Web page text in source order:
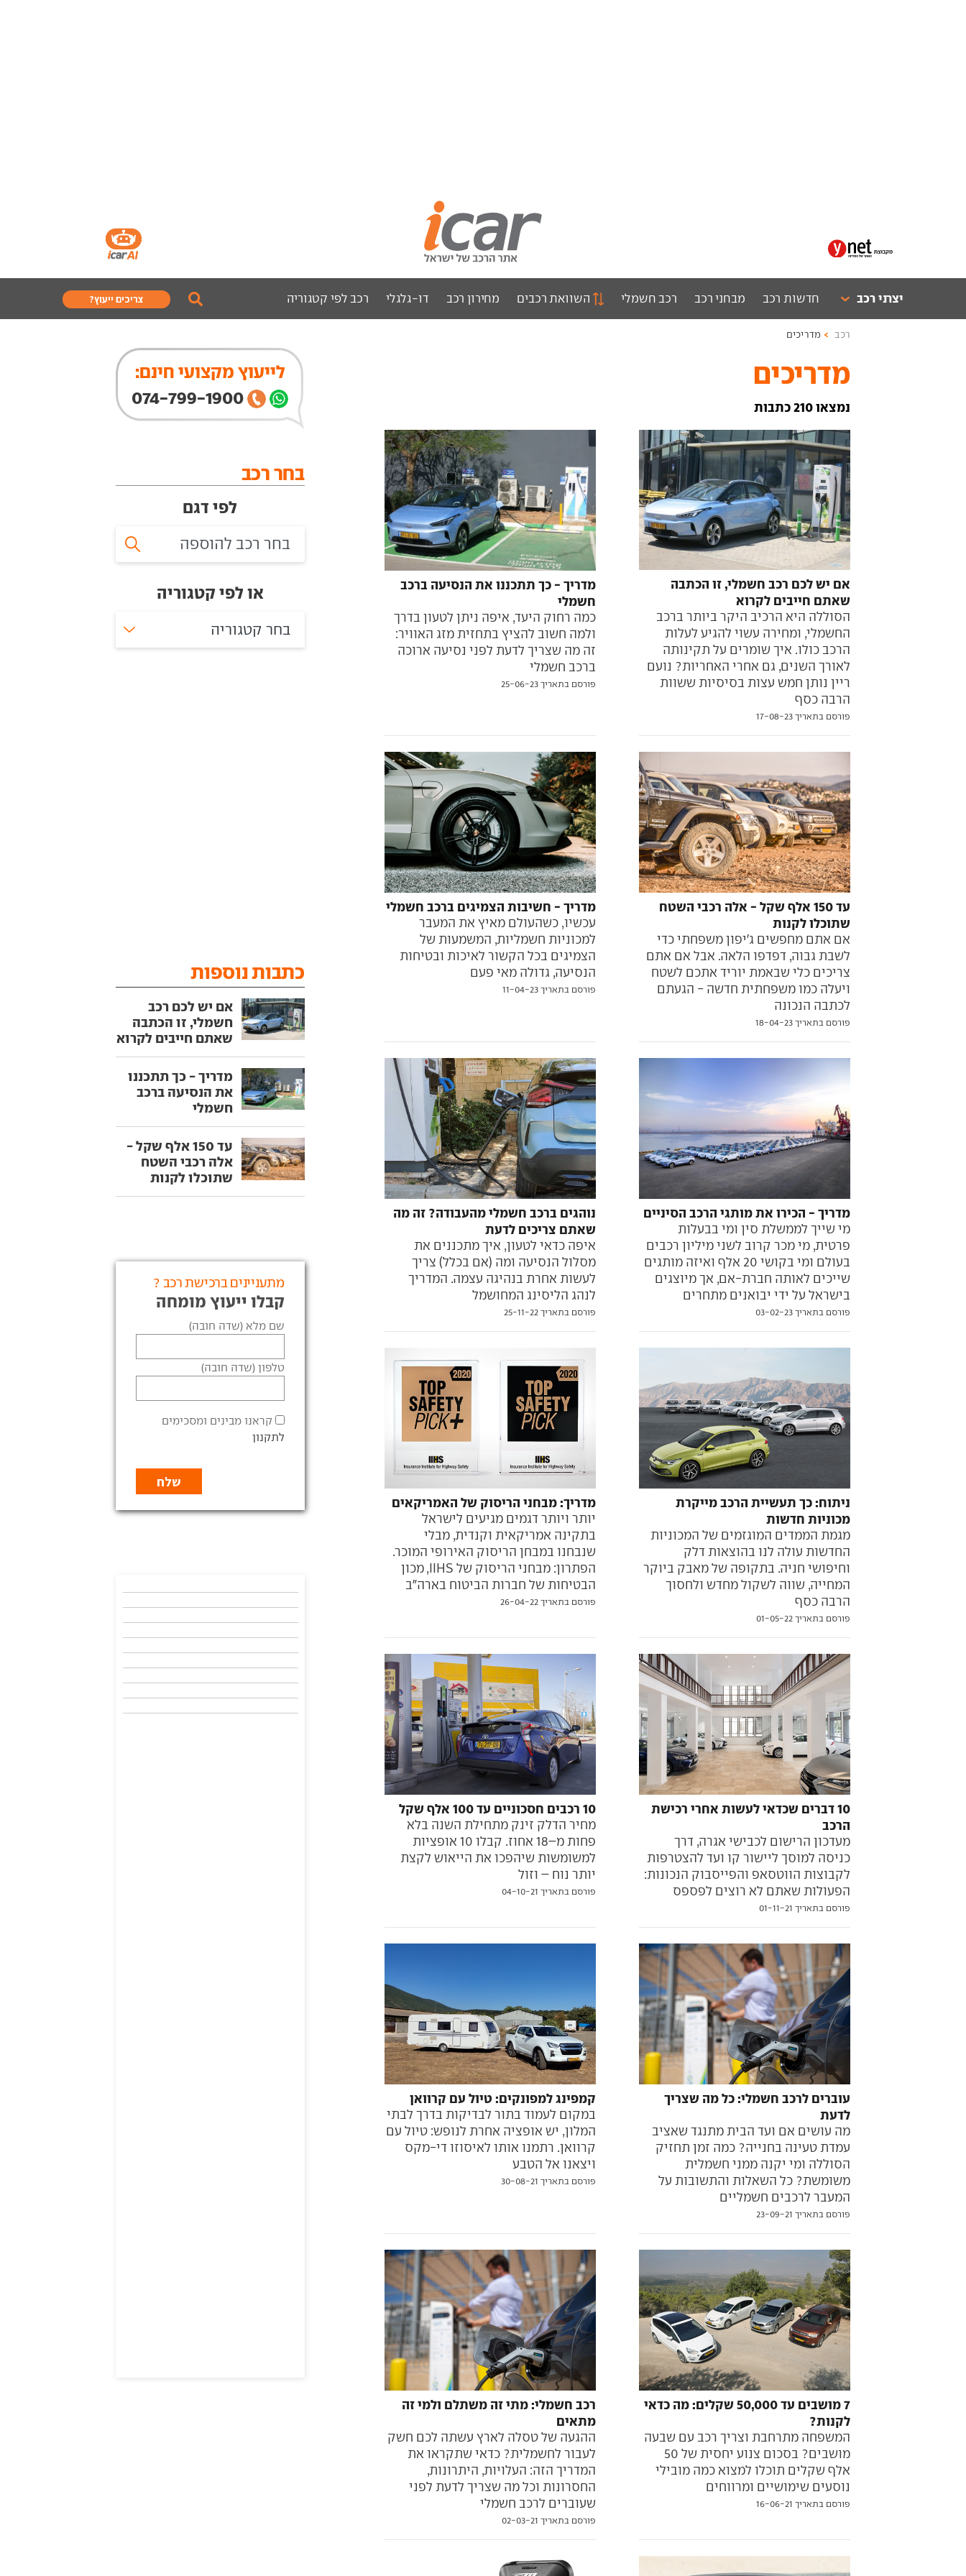
יצרני רכב חדשות רכב מבחני רכב רכב חשמלי השוואת רכבים מחירון רכב דו-גלגלי רכב לפי קטגוריה צריכים ייעוץ?
רכב מדריכים
מדריכים
נמצאו 210 כתבות
אם יש לכם רכב חשמלי, זו הכתבה
שאתם חייבים לקרוא
הסוללה היא הרכיב היקר ביותר ברכב
החשמלי, ומחירה עשוי להגיע לעלות
הרכב כולו. איך שומרים על תקינותה
לאורך השנים, גם אחרי האחריות? נועם
ריין נותן חמש עצות בסיסיות ששוות
הרבה כסף
פורסם בתאריך 17-08-23
מדריך - כך תתכננו את הנסיעה ברכב
חשמלי
כמה רחוק היעד, איפה ניתן לטעון בדרך
ולמה חשוב להציץ בתחזית מזג האוויר:
זה מה שצריך לדעת לפני נסיעה ארוכה
ברכב חשמלי
פורסם בתאריך 25-06-23
עד 150 אלף שקל - אלה רכבי השטח
שתוכלו לקנות
אם אתם מחפשים ג'יפון משפחתי כדי
לשבת גבוה, דפדפו הלאה. אבל אם אתם
צריכים כלי שבאמת יוריד אתכם לשטח
ויעלה כמו משפחתית חדשה - הגעתם
לכתבה הנכונה
פורסם בתאריך 18-04-23
מדריך - חשיבות הצמיגים ברכב חשמלי
עכשיו, כשהעולם מאיץ את המעבר
למכוניות חשמליות, המשמעות של
הצמיגים בכל הקשור לאיכות ובטיחות
הנסיעה, גדולה מאי פעם
פורסם בתאריך 11-04-23
מדריך - הכירו את מותגי הרכב הסיניים
מי שייך לממשלת סין ומי בבעלות
פרטית, מי מכר קרוב לשני מיליון רכבים
בעולם ומי בקושי 20 אלף ואיזה מותגים
שייכים לאותה חברת-אם, אך מיוצגים
בישראל על ידי יבואנים מתחרים
פורסם בתאריך 03-02-23
נוהגים ברכב חשמלי מהעבודה? זה מה
שאתם צריכים לדעת
איפה כדאי לטעון, איך מתכננים את
מסלול הנסיעה ומה (אם בכלל) צריך
לעשות אחרת בנהיגה עצמה. המדריך
לנהג הליסינג המחושמל
פורסם בתאריך 25-11-22
ניתוח: כך תעשיית הרכב מייקרת
מכוניות חדשות
מגמת הממדים המוגזמים של המכוניות
החדשות עולה לנו בהוצאות דלק
וחיפושי חניה. בתקופה של מאבק ביוקר
המחייה, שווה לשקול מחדש ולחסוך
הרבה כסף
פורסם בתאריך 01-05-22
מדריך: מבחני הריסוק של האמריקאים
יותר ויותר דגמים מגיעים לישראל
בתקינה אמריקאית וקנדית, מבלי
שנבחנו במבחן הריסוק האירופי המוכר.
הפתרון: מבחני הריסוק של IIHS, מכון
הבטיחות של חברות הביטוח בארה"ב
פורסם בתאריך 26-04-22
10 דברים שכדאי לעשות אחרי רכישת
הרכב
מעדכון הרישום לכבישי אגרה, דרך
כניסה למוסך ליישור קו ועד להצטרפות
לקבוצות הווטסאפ והפייסבוק הנכונות:
הפעולות שאתם לא רוצים לפספס
פורסם בתאריך 01-11-21
10 רכבים חסכוניים עד 100 אלף שקל
מחיר הדלק זינק מתחילת השנה בלא
פחות מ–18 אחוז. קבלו 10 אופציות
למשומשות שיהפכו את הייאוש לקצת
יותר נוח – וזול
פורסם בתאריך 04-10-21
עוברים לרכב חשמלי: כל מה שצריך
לדעת
מה עושים אם ועד הבית מתנגד שאציב
עמדת טעינה בחנייה? כמה זמן תחזיק
הסוללה ומי יקנה ממני חשמלית
משומשת? כל השאלות והתשובות על
המעבר לרכבים חשמליים
פורסם בתאריך 23-09-21
קמפינג למפונקים: טיול עם קרוואן
במקום לעמוד בתור לבדיקות בדרך לבתי
המלון, יש אופציה אחרת לנופש: טיול עם
קרוואן. רתמנו אותו לאיסוזו די-מקס
ויצאנו אל הטבע
פורסם בתאריך 30-08-21
7 מושבים עד 50,000 שקלים: מה כדאי
לקנות?
המשפחה מתרחבת וצריך רכב עם שבעה
מושבים? בסכום צנוע יחסית של 50
אלף שקלים תוכלו למצוא כמה מובילי
נוסעים שימושיים ומרווחים
פורסם בתאריך 16-06-21
רכב חשמלי: מתי זה משתלם ולמי זה
מתאים
ההגעה של טסלה לארץ עשתה לכם חשק
לעבור לחשמלית? כדאי שתקראו את
המדריך הזה: העלויות, היתרונות,
החסרונות וכל מה שצריך לדעת לפני
שעוברים לרכב חשמלי
פורסם בתאריך 02-03-21
לייעוץ מקצועי חינם:
074-799-1900
בחר רכב
לפי דגם
או לפי קטגוריה
בחר קטגוריה
כתבות נוספות
אם יש לכם רכב
חשמלי, זו הכתבה
שאתם חייבים לקרוא
מדריך - כך תתכננו
את הנסיעה ברכב
חשמלי
עד 150 אלף שקל -
אלה רכבי השטח
שתוכלו לקנות
מתעניינים ברכישת רכב ?
קבלו ייעוץ מומחה
שם מלא (שדה חובה)
טלפון (שדה חובה)
קראנו מבינים ומסכימים
לתקנון